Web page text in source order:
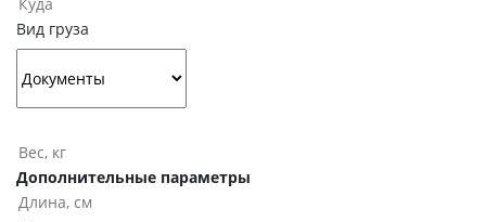
Вид груза
Дополнительные параметры